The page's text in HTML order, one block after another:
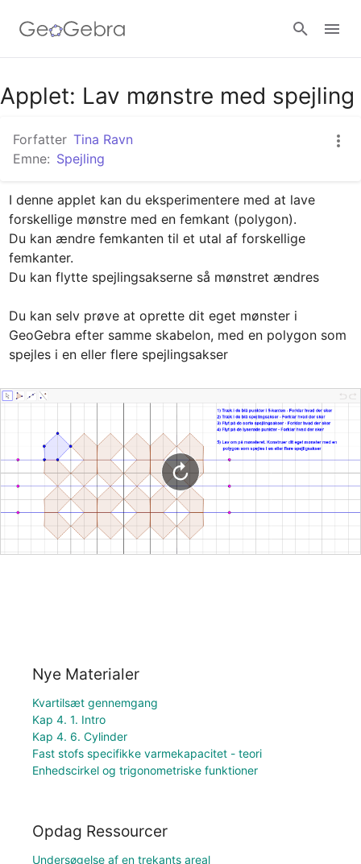
Google Classroom
GeoGebra Classroom
Log ind
Applet: Lav mønstre med spejling
Forfatter Tina Ravn
Emne: Spejling
I denne applet kan du eksperimentere med at lave
forskellige mønstre med en femkant (polygon).
Du kan ændre femkanten til et utal af forskellige
femkanter.
Du kan flytte spejlingsakserne så mønstret ændres
Du kan selv prøve at oprette dit eget mønster i
GeoGebra efter samme skabelon, med en polygon som
spejles i en eller flere spejlingsakser
Nye Materialer
Kvartilsæt gennemgang
Kap 4. 1. Intro
Kap 4. 6. Cylinder
Fast stofs specifikke varmekapacitet - teori
Enhedscirkel og trigonometriske funktioner
Opdag Ressourcer
Undersøgelse af en trekants areal